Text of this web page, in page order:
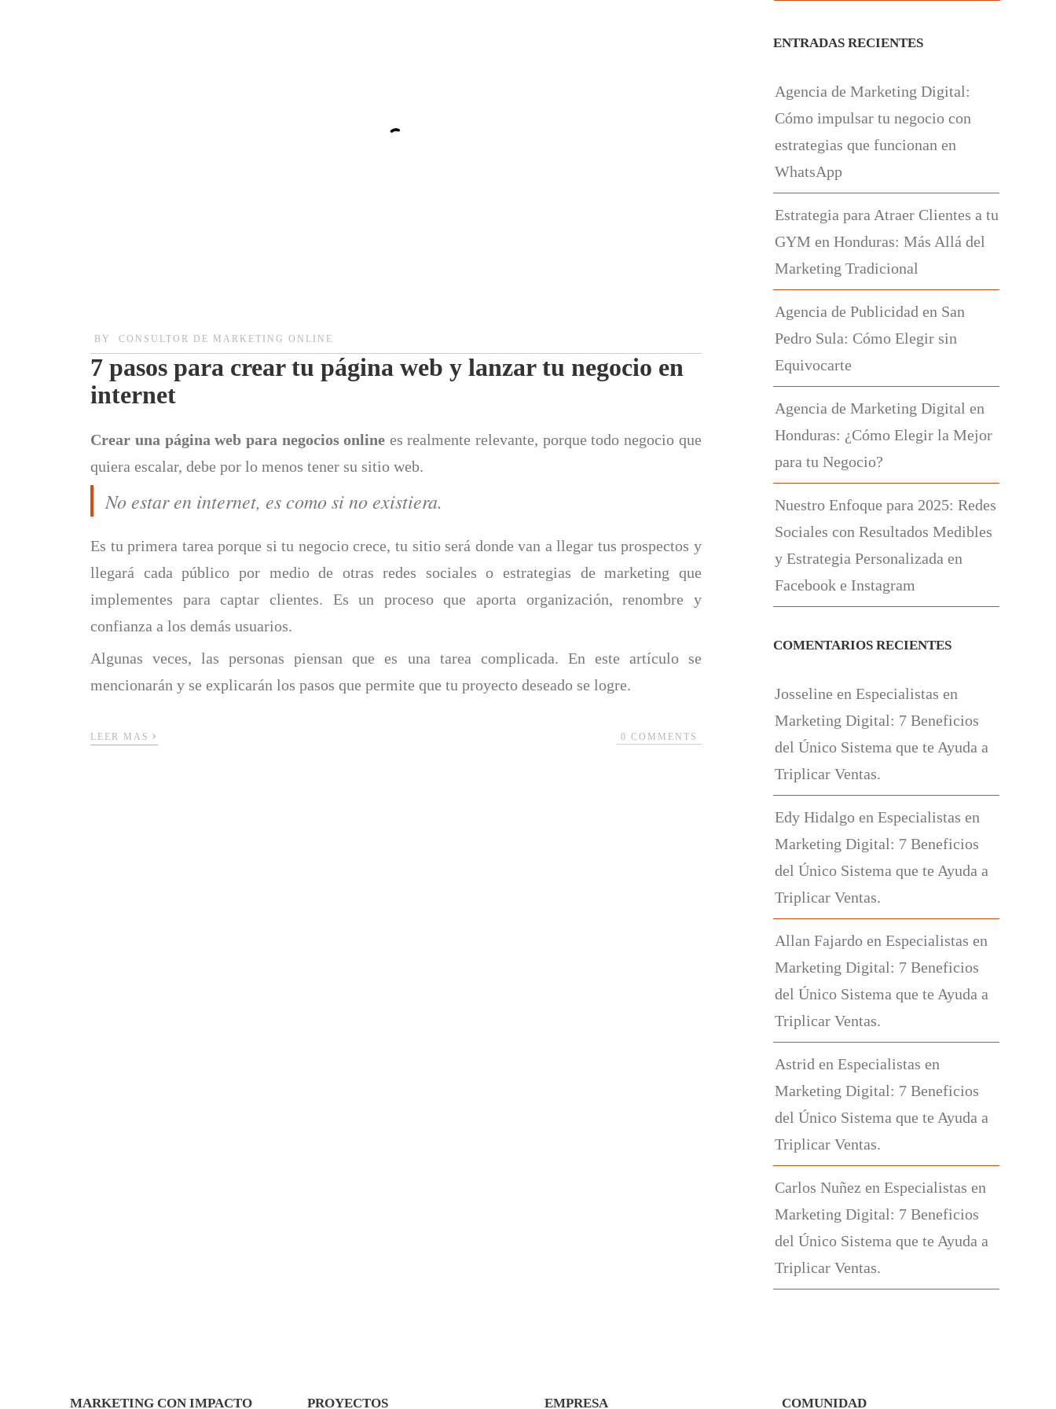
BY CONSULTOR DE MARKETING ONLINE
7 pasos para crear tu página web y lanzar tu negocio en
internet
Crear una página web para negocios online es realmente relevante, porque todo negocio que
quiera escalar, debe por lo menos tener su sitio web.
No estar en internet, es como si no existiera.
Es tu primera tarea porque si tu negocio crece, tu sitio será donde van a llegar tus prospectos y
llegará cada público por medio de otras redes sociales o estrategias de marketing que
implementes para captar clientes. Es un proceso que aporta organización, renombre y
confianza a los demás usuarios.
Algunas veces, las personas piensan que es una tarea complicada. En este artículo se
mencionarán y se explicarán los pasos que permite que tu proyecto deseado se logre.
LEER MAS › 0 COMMENTS
ENTRADAS RECIENTES
Agencia de Marketing Digital:
Cómo impulsar tu negocio con
estrategias que funcionan en
WhatsApp
Estrategia para Atraer Clientes a tu
GYM en Honduras: Más Allá del
Marketing Tradicional
Agencia de Publicidad en San
Pedro Sula: Cómo Elegir sin
Equivocarte
Agencia de Marketing Digital en
Honduras: ¿Cómo Elegir la Mejor
para tu Negocio?
Nuestro Enfoque para 2025: Redes
Sociales con Resultados Medibles
y Estrategia Personalizada en
Facebook e Instagram
COMENTARIOS RECIENTES
Josseline en Especialistas en
Marketing Digital: 7 Beneficios
del Único Sistema que te Ayuda a
Triplicar Ventas.
Edy Hidalgo en Especialistas en
Marketing Digital: 7 Beneficios
del Único Sistema que te Ayuda a
Triplicar Ventas.
Allan Fajardo en Especialistas en
Marketing Digital: 7 Beneficios
del Único Sistema que te Ayuda a
Triplicar Ventas.
Astrid en Especialistas en
Marketing Digital: 7 Beneficios
del Único Sistema que te Ayuda a
Triplicar Ventas.
Carlos Nuñez en Especialistas en
Marketing Digital: 7 Beneficios
del Único Sistema que te Ayuda a
Triplicar Ventas.
MARKETING CON IMPACTO PROYECTOS EMPRESA COMUNIDAD